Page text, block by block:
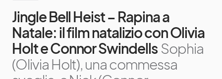
Jingle Bell Heist – Rapina a
Natale: il film natalizio con Olivia
Holt e Connor Swindells Sophia
(Olivia Holt), una commessa